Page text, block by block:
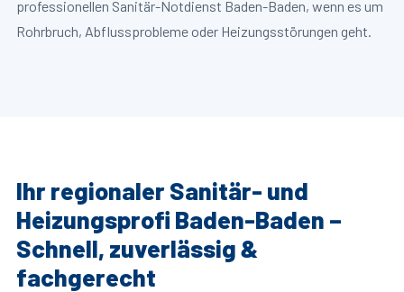
professionellen Sanitär-Notdienst Baden-Baden, wenn es um
Rohrbruch, Abflussprobleme oder Heizungsstörungen geht.
Ihr regionaler Sanitär- und
Heizungsprofi Baden-Baden –
Schnell, zuverlässig &
fachgerecht